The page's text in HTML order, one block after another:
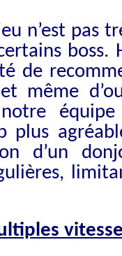
n’est
boss.
de
même
plus
d’un